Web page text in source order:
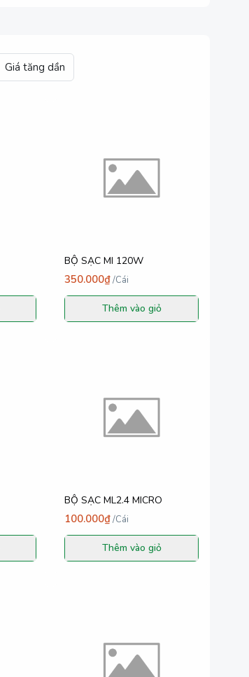
Giá tăng dần
BỘ SẠC MI 120W
350.000₫/Cái
Thêm vào giỏ
BỘ SẠC ML2.4 MICRO
100.000₫/Cái
Thêm vào giỏ